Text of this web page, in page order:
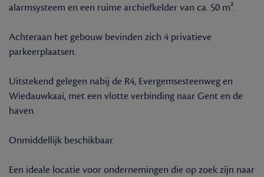
alarmsysteem en een ruime archiefkelder van ca. 50 m².
Achteraan het gebouw bevinden zich 4 privatieve
parkeerplaatsen.
Uitstekend gelegen nabij de R4, Evergemsesteenweg en
Wiedauwkaai, met een vlotte verbinding naar Gent en de
haven.
Onmiddellijk beschikbaar.
Een ideale locatie voor ondernemingen die op zoek zijn naar